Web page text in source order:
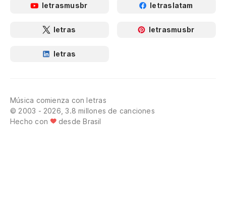
letrasmusbr letraslatam
letras letrasmusbr
letras
Música comienza con letras
© 2003 - 2026, 3.8 millones de canciones
Hecho con
desde Brasil